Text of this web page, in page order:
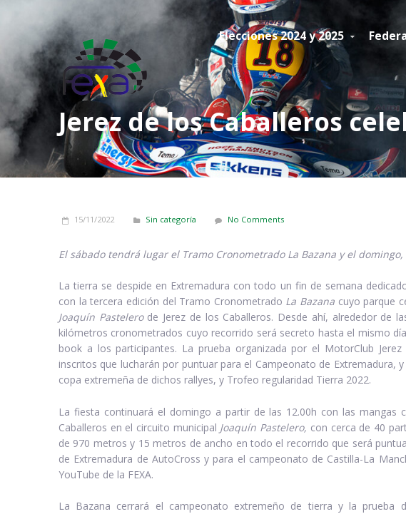
Elecciones 2024 y 2025
Jerez de los Caballeros
15/11/2022 Sin categoría No Comments
El sábado tendrá lugar el Tramo Cronometrado La Bazana y el
La tierra se despide en Extremadura con todo un fin de semana
con la tercera edición del Tramo Cronometrado La Bazana cuyo parque
Joaquín Pastelero de Jerez de los Caballeros. Desde ahí, alrededor de
kilómetros cronometrados cuyo recorrido será secreto hasta el mismo
book a los participantes. La prueba organizada por el MotorClub
inscritos que lucharán por puntuar para el Campeonato de Extremadura,
copa extremeña de dichos rallyes, y Trofeo regularidad Tierra 2022.
La fiesta continuará el domingo a partir de las 12.00h con las mangas
Caballeros en el circuito municipal Joaquín Pastelero, con cerca de 40
de 970 metros y 15 metros de ancho en todo el recorrido que será
de Extremadura de AutoCross y para el campeonato de Castilla-La
YouTube de la FEXA.
La Bazana cerrará el campeonato extremeño de tierra y la prueba